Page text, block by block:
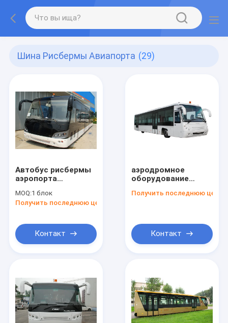
Шина Рисбермы Авиапорта (29)
Автобус рисбермы
аэропорта
хода GSE 4
MOQ:1 блок
Получить последнюю цену
Контакт
аэродромное
оборудование
рисбермы
регулируемыми
сидениями
Получить последнюю цену
Контакт